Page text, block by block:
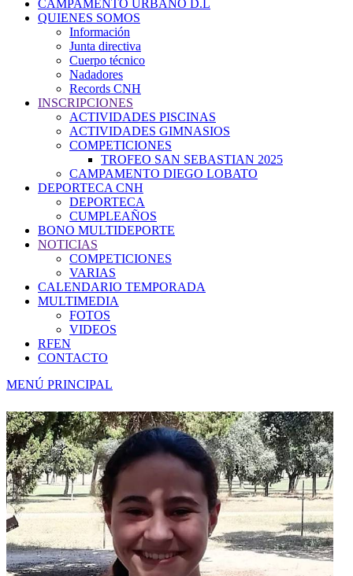
CAMPAMENTO URBANO D.L
QUIENES SOMOS
Información
Junta directiva
Cuerpo técnico
Nadadores
Records CNH
INSCRIPCIONES
ACTIVIDADES PISCINAS
ACTIVIDADES GIMNASIOS
COMPETICIONES
TROFEO SAN SEBASTIAN 2025
CAMPAMENTO DIEGO LOBATO
DEPORTECA CNH
DEPORTECA
CUMPLEAÑOS
BONO MULTIDEPORTE
NOTICIAS
COMPETICIONES
VARIAS
CALENDARIO TEMPORADA
MULTIMEDIA
FOTOS
VIDEOS
RFEN
CONTACTO
MENÚ PRINCIPAL